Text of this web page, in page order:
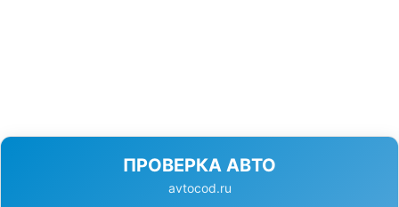
ПРОВЕРКА АВТО
avtocod.ru